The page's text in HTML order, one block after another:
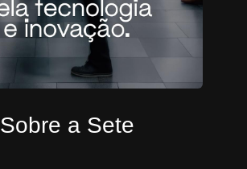
Sobre a Sete